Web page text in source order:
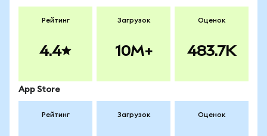
Рейтинг
4.4
Загрузок
10M+
Оценок
483.7K
App Store
Рейтинг Загрузок Оценок